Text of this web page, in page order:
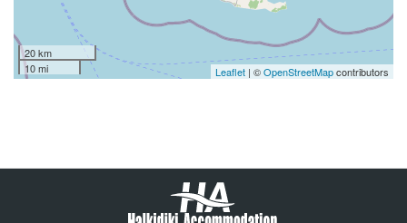
20 km
10 mi
Leaflet | ©OpenStreetMapcontributors